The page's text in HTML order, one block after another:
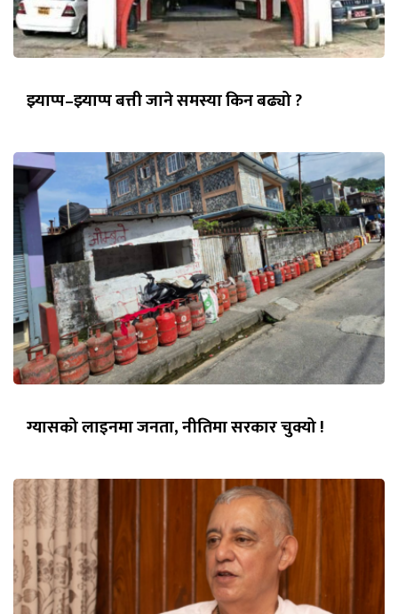
झ्याप्प–झ्याप्प बत्ती जाने समस्या किन बढ्यो ?
ग्यासको लाइनमा जनता, नीतिमा सरकार चुक्यो !